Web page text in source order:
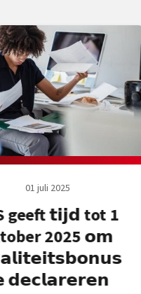
01 juli 2025
geeft 𝘁𝗶𝗷𝗱 tot 1
2025 𝗼𝗺
𝗱𝗲𝗰𝗹𝗮𝗿𝗲𝗿𝗲𝗻